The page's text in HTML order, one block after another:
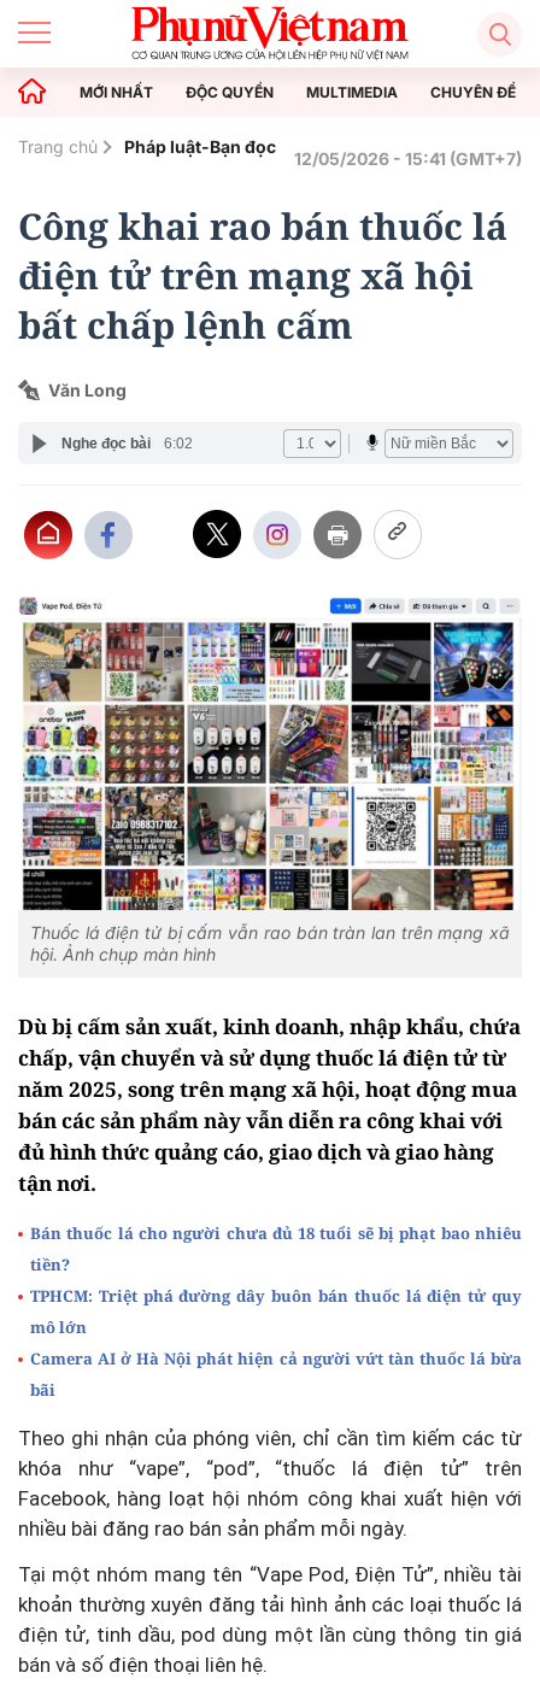
MỚI NHẤT ĐỘC QUYỀN MULTIMEDIA CHUYÊN ĐỀ
Trang chủ Pháp luật-Bạn đọc
12/05/2026 - 15:41 (GMT+7)
Công khai rao bán thuốc lá
điện tử trên mạng xã hội
bất chấp lệnh cấm
Văn Long
Nghe đọc bài 6:02
Thuốc lá điện tử bị cấm vẫn rao bán tràn lan trên mạng xã
hội. Ảnh chụp màn hình
Dù bị cấm sản xuất, kinh doanh, nhập khẩu, chứa
chấp, vận chuyển và sử dụng thuốc lá điện tử từ
năm 2025, song trên mạng xã hội, hoạt động mua
bán các sản phẩm này vẫn diễn ra công khai với
đủ hình thức quảng cáo, giao dịch và giao hàng
tận nơi.
Bán thuốc lá cho người chưa đủ 18 tuổi sẽ bị phạt bao nhiêu
tiền?
TPHCM: Triệt phá đường dây buôn bán thuốc lá điện tử quy
mô lớn
Camera AI ở Hà Nội phát hiện cả người vứt tàn thuốc lá bừa
bãi
Theo ghi nhận của phóng viên, chỉ cần tìm kiếm các từ
khóa như “vape”, “pod”, “thuốc lá điện tử” trên
Facebook, hàng loạt hội nhóm công khai xuất hiện với
nhiều bài đăng rao bán sản phẩm mỗi ngày.
Tại một nhóm mang tên “Vape Pod, Điện Tử”, nhiều tài
khoản thường xuyên đăng tải hình ảnh các loại thuốc lá
điện tử, tinh dầu, pod dùng một lần cùng thông tin giá
bán và số điện thoại liên hệ.